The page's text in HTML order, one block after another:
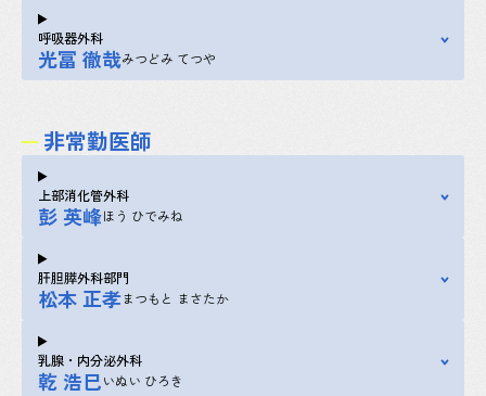
呼吸器外科
光冨 徹哉みつどみ てつや
非常勤医師
上部消化管外科
彭 英峰ほう ひでみね
肝胆膵外科部門
松本 正孝まつもと まさたか
乳腺・内分泌外科
乾 浩巳いぬい ひろき